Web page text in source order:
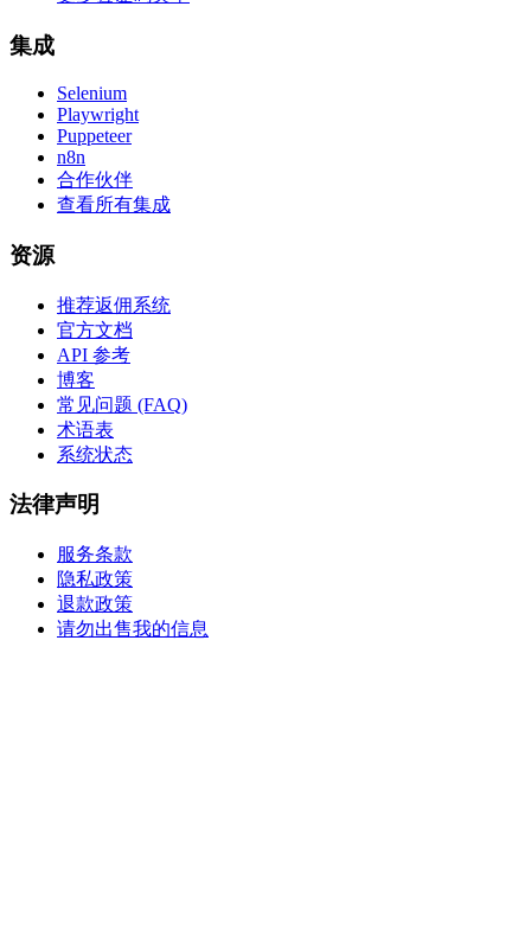
集成
Selenium
Playwright
Puppeteer
n8n
合作伙伴
查看所有集成
资源
推荐返佣系统
官方文档
API 参考
博客
常见问题 (FAQ)
术语表
系统状态
法律声明
服务条款
隐私政策
退款政策
请勿出售我的信息